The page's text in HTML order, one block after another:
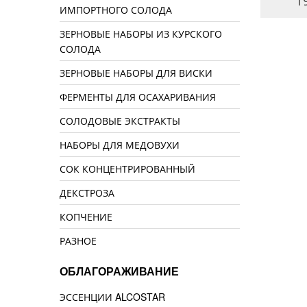
ИМПОРТНОГО СОЛОДА
ЗЕРНОВЫЕ НАБОРЫ ИЗ КУРСКОГО
СОЛОДА
ЗЕРНОВЫЕ НАБОРЫ ДЛЯ ВИСКИ
ФЕРМЕНТЫ ДЛЯ ОСАХАРИВАНИЯ
СОЛОДОВЫЕ ЭКСТРАКТЫ
НАБОРЫ ДЛЯ МЕДОВУХИ
СОК КОНЦЕНТРИРОВАННЫЙ
ДЕКСТРОЗА
КОПЧЕНИЕ
РАЗНОЕ
ОБЛАГОРАЖИВАНИЕ
ЭССЕНЦИИ ALCOSTAR